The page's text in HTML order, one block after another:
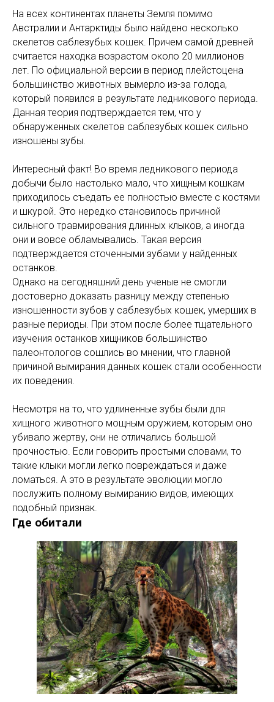
На всех континентах планеты Земля помимо
Австралии и Антарктиды было найдено несколько
скелетов саблезубых кошек. Причем самой древней
считается находка возрастом около 20 миллионов
лет. По официальной версии в период плейстоцена
большинство животных вымерло из-за голода,
который появился в результате ледникового периода.
Данная теория подтверждается тем, что у
обнаруженных скелетов саблезубых кошек сильно
изношены зубы.
Интересный факт! Во время ледникового периода
добычи было настолько мало, что хищным кошкам
приходилось съедать ее полностью вместе с костями
и шкурой. Это нередко становилось причиной
сильного травмирования длинных клыков, а иногда
они и вовсе обламывались. Такая версия
подтверждается сточенными зубами у найденных
останков.
Однако на сегодняшний день ученые не смогли
достоверно доказать разницу между степенью
изношенности зубов у саблезубых кошек, умерших в
разные периоды. При этом после более тщательного
изучения останков хищников большинство
палеонтологов сошлись во мнении, что главной
причиной вымирания данных кошек стали особенности
их поведения.
Несмотря на то, что удлиненные зубы были для
хищного животного мощным оружием, которым оно
убивало жертву, они не отличались большой
прочностью. Если говорить простыми словами, то
такие клыки могли легко повреждаться и даже
ломаться. А это в результате эволюции могло
послужить полному вымиранию видов, имеющих
подобный признак.
Где обитали